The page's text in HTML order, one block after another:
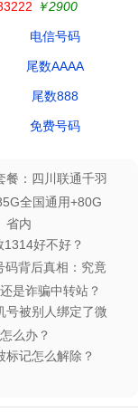
￥2900
电信号码
尾数AAAA
尾数888
免费号码
餐：四川联通千羽
全国通用+80G
省内
1314好不好？
码背后真相：究竟
是诈骗中转站？
号被别人绑定了微
么办？
标记怎么解除？